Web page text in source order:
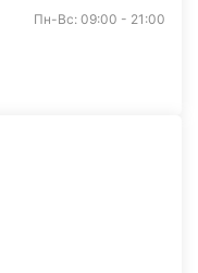
Пн-Вс: 09:00 - 21:00